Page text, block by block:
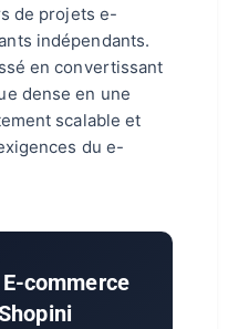
de projets e-
indépendants.
en convertissant
dense en une
scalable et
du e-
commerce